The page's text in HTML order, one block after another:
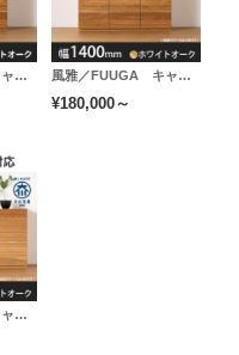
ビネットのみ）
す。並べて設置する
２箇所で固定するこ
ー１本で簡単に連結
につき2,000円の別途料金
風雅／FUUGA キャビネット 幅1200mm（ホワイトオーク） 風雅／FUUGA キャビネット 幅1400mm（ホワイトオーク）
¥180,000～
風雅／FUUGA キャビネット 幅1800mm（ホワイトオーク）